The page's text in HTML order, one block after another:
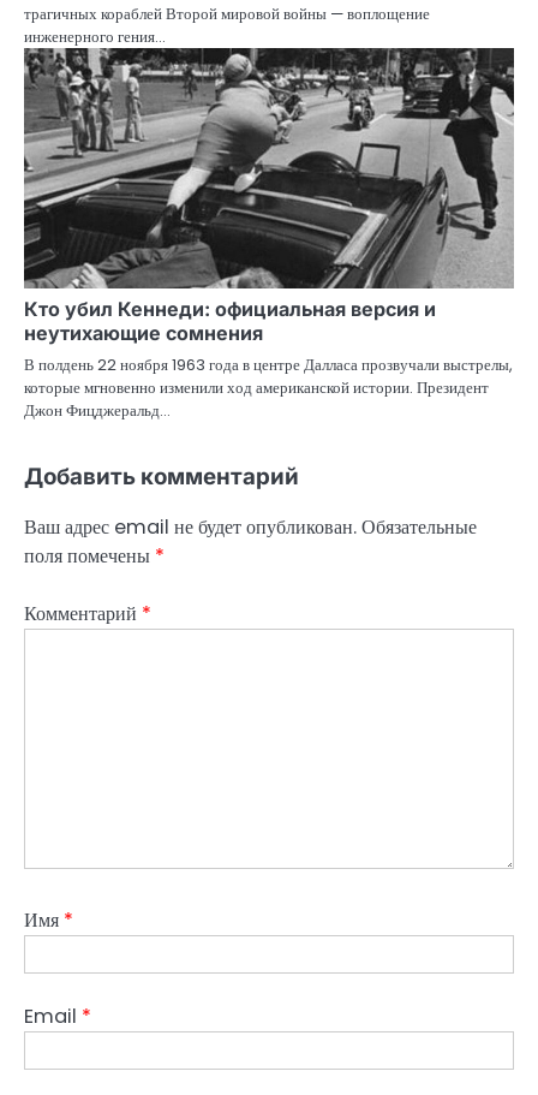
трагичных кораблей Второй мировой войны — воплощение
инженерного гения…
Кто убил Кеннеди: официальная версия и
неутихающие сомнения
В полдень 22 ноября 1963 года в центре Далласа прозвучали выстрелы,
которые мгновенно изменили ход американской истории. Президент
Джон Фицджеральд…
Добавить комментарий
Ваш адрес email не будет опубликован.Обязательные
поля помечены *
Комментарий *
Имя *
Email *